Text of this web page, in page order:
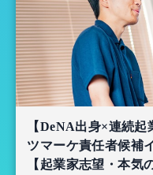
【DeNA出身×連続
ツマーケ責任者候補
【起業家志望・本気